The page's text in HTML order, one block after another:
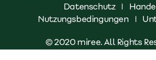
Datenschutz |
Nutzungsbedingungen
|
© 2020 miree. All Rights